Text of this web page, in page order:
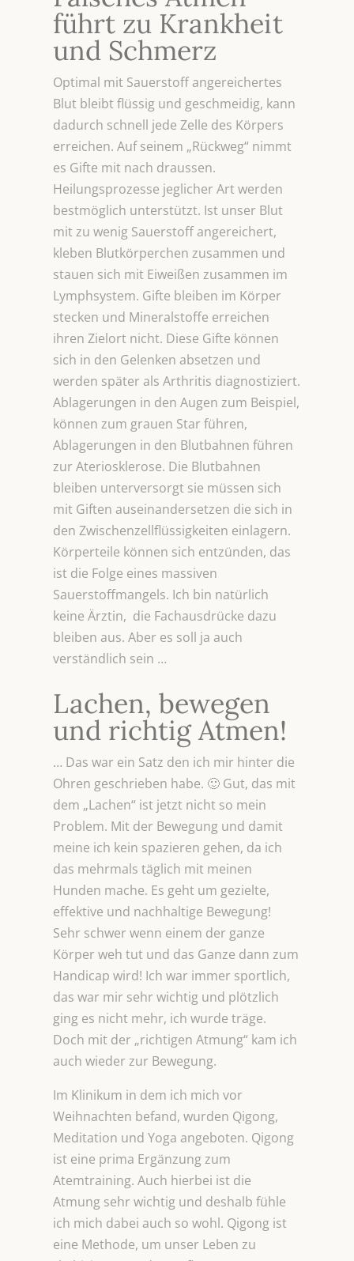
führt zu Krankheit
und Schmerz
Optimal mit Sauerstoff angereichertes
Blut bleibt flüssig und geschmeidig, kann
dadurch schnell jede Zelle des Körpers
erreichen. Auf seinem „Rückweg“ nimmt
es Gifte mit nach draussen.
Heilungsprozesse jeglicher Art werden
bestmöglich unterstützt. Ist unser Blut
mit zu wenig Sauerstoff angereichert,
kleben Blutkörperchen zusammen und
stauen sich mit Eiweißen zusammen im
Lymphsystem. Gifte bleiben im Körper
stecken und Mineralstoffe erreichen
ihren Zielort nicht. Diese Gifte können
sich in den Gelenken absetzen und
werden später als Arthritis diagnostiziert.
Ablagerungen in den Augen zum Beispiel,
können zum grauen Star führen,
Ablagerungen in den Blutbahnen führen
zur Ateriosklerose. Die Blutbahnen
bleiben unterversorgt sie müssen sich
mit Giften auseinandersetzen die sich in
den Zwischenzellflüssigkeiten einlagern.
Körperteile können sich entzünden, das
ist die Folge eines massiven
Sauerstoffmangels. Ich bin natürlich
keine Ärztin, die Fachausdrücke dazu
bleiben aus. Aber es soll ja auch
verständlich sein …
Lachen, bewegen
und richtig Atmen!
… Das war ein Satz den ich mir hinter die
Ohren geschrieben habe. 🙂 Gut, das mit
dem „Lachen“ ist jetzt nicht so mein
Problem. Mit der Bewegung und damit
meine ich kein spazieren gehen, da ich
das mehrmals täglich mit meinen
Hunden mache. Es geht um gezielte,
effektive und nachhaltige Bewegung!
Sehr schwer wenn einem der ganze
Körper weh tut und das Ganze dann zum
Handicap wird! Ich war immer sportlich,
das war mir sehr wichtig und plötzlich
ging es nicht mehr, ich wurde träge.
Doch mit der „richtigen Atmung“ kam ich
auch wieder zur Bewegung.
Im Klinikum in dem ich mich vor
Weihnachten befand, wurden Qigong,
Meditation und Yoga angeboten. Qigong
ist eine prima Ergänzung zum
Atemtraining. Auch hierbei ist die
Atmung sehr wichtig und deshalb fühle
ich mich dabei auch so wohl. Qigong ist
eine Methode, um unser Leben zu